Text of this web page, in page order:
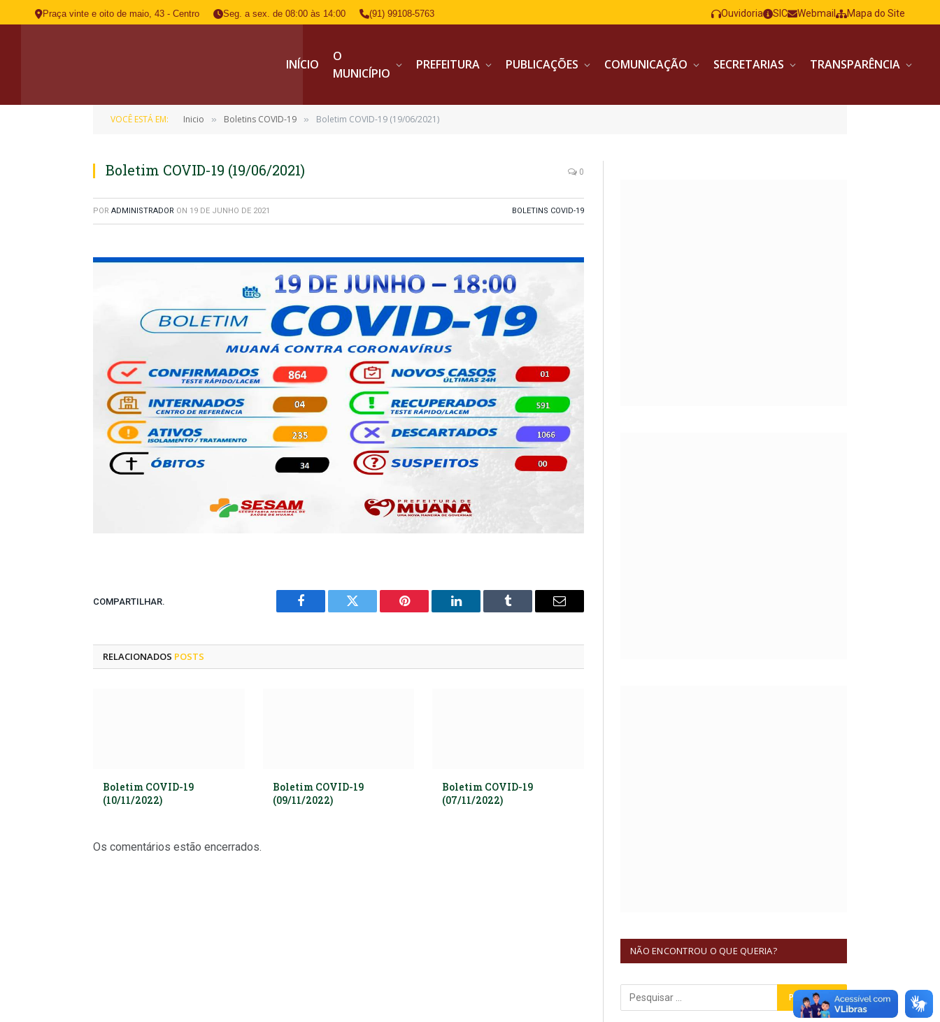
Praça vinte e oito de maio, 43 - Centro Seg. a sex. de 08:00 às 14:00 (91) 99108-5763 Ouvidoria SIC Webmail Mapa do Site
INÍCIO
O
MUNICÍPIO
PREFEITURA PUBLICAÇÕES COMUNICAÇÃO SECRETARIAS TRANSPARÊNCIA
VOCÊ ESTÁ EM: Inicio » Boletins COVID-19 » Boletim COVID-19 (19/06/2021)
Boletim COVID-19 (19/06/2021) 0
POR ADMINISTRADOR ON 19 DE JUNHO DE 2021 BOLETINS COVID-19
COMPARTILHAR.
Facebook Twitter Pinterest LinkedIn Tumblr
E-
RELACIONADOS POSTS
Boletim COVID-19
(10/11/2022)
Boletim COVID-19
(09/11/2022)
Boletim COVID-19
(07/11/2022)
Os comentários estão encerrados.
NÃO ENCONTROU O QUE QUERIA?